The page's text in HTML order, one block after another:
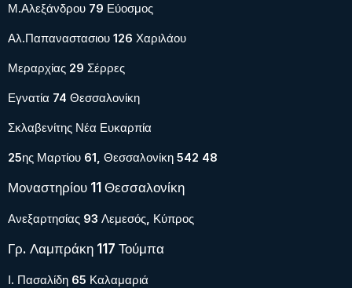
Μ.Αλεξάνδρου 79 Εύοσμος
Αλ.Παπαναστασιου 126 Χαριλάου
Μεραρχίας 29 Σέρρες
Εγνατία 74 Θεσσαλονίκη
Σκλαβενίτης Νέα Ευκαρπία
25ης Μαρτίου 61, Θεσσαλονίκη 542 48
Μοναστηρίου 11 Θεσσαλονίκη
Ανεξαρτησίας 93 Λεμεσός, Κύπρος
Γρ. Λαμπράκη 117 Τούμπα
Ι. Πασαλίδη 65 Καλαμαριά